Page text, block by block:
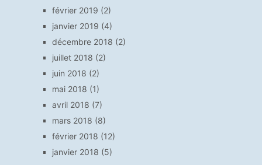
février 2019 (2)
janvier 2019 (4)
décembre 2018 (2)
juillet 2018 (2)
juin 2018 (2)
mai 2018 (1)
avril 2018 (7)
mars 2018 (8)
février 2018 (12)
janvier 2018 (5)